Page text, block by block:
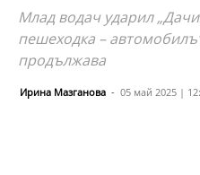
Млад водач ударил
пешеходка –
продължава
Ирина Мазганова - 05 май 2025 |